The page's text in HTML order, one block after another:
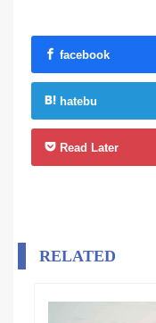
facebook
hatebu
Read Later
RELATED